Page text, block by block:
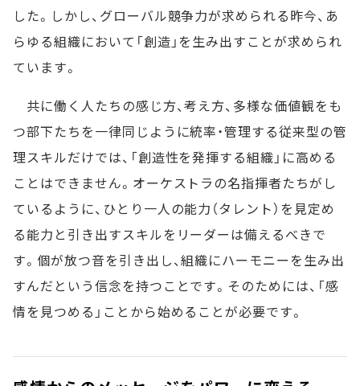
した。しかし、グローバル競争力が求められる昨今、あ
らゆる組織において「創造」を生み出すことが求められ
ています。
共に働く人たちの感じ方、考え方、多様な価値観をも
つ部下たちを一律同じように統率・管理する従来型の管
理スキルだけでは、「創造性を発揮する組織」に高める
ことはできません。オーケストラの名指揮者たちがし
ているように、ひとり一人の能力（タレント）を見定め
る能力と引き出すスキルをリーダーは備えるべきで
す。個が放つ音を引き出し、組織にハーモニーを生み出
すんだという信念を持つことです。そのためには、「感
情を見つめる」ことから始めることが必要です。